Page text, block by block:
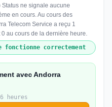
ne signale aucune
en cours. Au cours des
Telecom Service a reçu 1
au cours de la dernière heure.
fonctionne correctement
avec Andorra
heures